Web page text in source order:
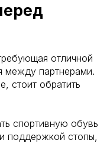
отличной
между партнерами.
стоит обратить
спортивную обувь
поддержкой стопы,